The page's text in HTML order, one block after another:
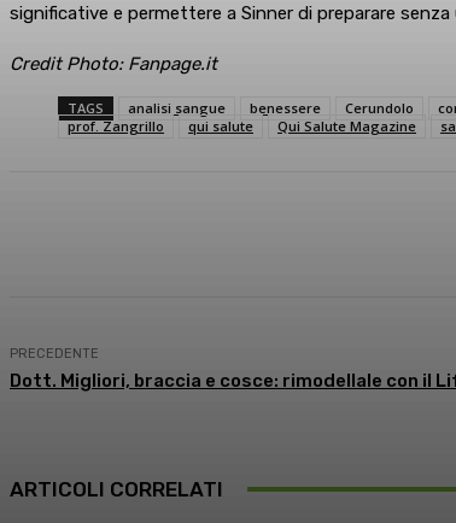
significative e permettere a Sinner di preparare
Credit Photo: Fanpage.it
TAGS analisi sangue benessere Cerundolo
prof. Zangrillo
qui salute Qui Salute Magazine
PRECEDENTE
Dott. Migliori, braccia e cosce: rimodellale con il
ARTICOLI CORRELATI